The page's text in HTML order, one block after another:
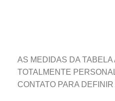
AS MEDIDAS DA
TOTALMENTE
CONTATO PARA